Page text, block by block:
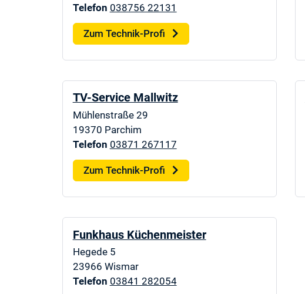
Telefon 038756 22131
Zum Technik-Profi
TV-Service Mallwitz
Mühlenstraße 29
19370 Parchim
Telefon 03871 267117
Zum Technik-Profi
Funkhaus Küchenmeister
Hegede 5
23966 Wismar
Telefon 03841 282054